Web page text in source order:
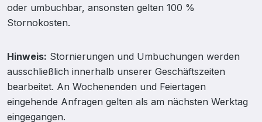
oder umbuchbar, ansonsten gelten 100 %
Stornokosten.
Hinweis: Stornierungen und Umbuchungen werden
ausschließlich innerhalb unserer Geschäftszeiten
bearbeitet. An Wochenenden und Feiertagen
eingehende Anfragen gelten als am nächsten Werktag
eingegangen.